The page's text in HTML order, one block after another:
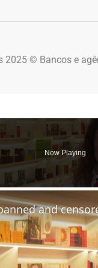
2025 © Bancos e
Now Playing
and